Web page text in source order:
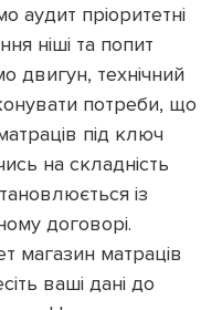
аудит пріоритетні
ніші та попит
двигун, технічний
потреби, що
під ключ
на складність
із
договорі.
магазин матраців
ваші дані до